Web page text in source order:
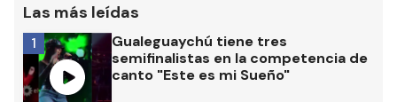
Las más leídas
Gualeguaychú tiene tres
semifinalistas en la competencia de
canto "Este es mi Sueño"
1